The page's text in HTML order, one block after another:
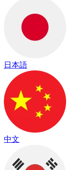
日本語
中文